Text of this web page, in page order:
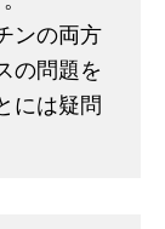
ンの両方
の問題を
には疑問